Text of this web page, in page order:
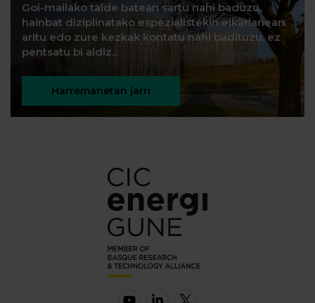
Goi-mailako talde batean sartu nahi baduzu,
hainbat diziplinatako espezialistekin elkarlanean
aritu edo zure kezkak kontatu nahi badituzu, ez
pentsatu bi aldiz...
Harremanetan jarri